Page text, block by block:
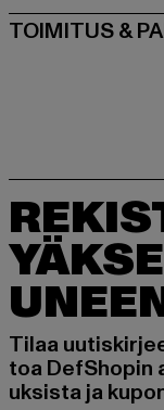
TOIMITUS &
Tilaa
toa DefShopin
uksista ja